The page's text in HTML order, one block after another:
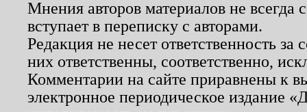
Мнения авторов материалов не
вступает в переписку с авторами.
Редакция не несет ответственность
них ответственны, соответственно,
Комментарии на сайте приравнены к
электронное периодическое издание